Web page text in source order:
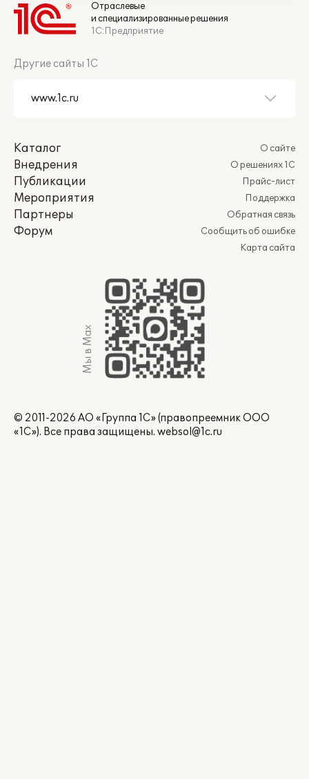
Отраслевые
и специализированные решения
1С:Предприятие
Другие сайты 1С
Каталог
Внедрения
Публикации
Мероприятия
Партнеры
Форум
О сайте
О решениях 1С
Прайс-лист
Поддержка
Обратная связь
Сообщить об ошибке
Карта сайта
Мы в Max
© 2011-2026 АО «Группа 1С» (правопреемник ООО
«1С»). Все права защищены. websol@1c.ru